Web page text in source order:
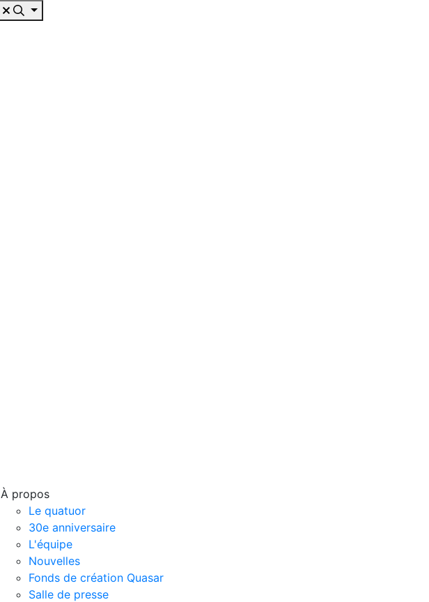
À propos
Le quatuor
30e anniversaire
L'équipe
Nouvelles
Fonds de création Quasar
Salle de presse